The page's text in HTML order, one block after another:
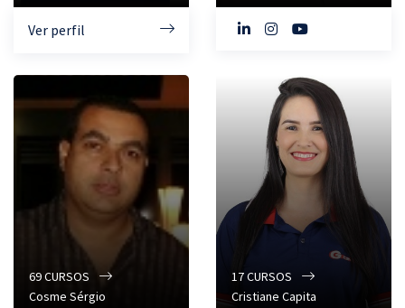
Ver perfil
69CURSOS
Cosme Sérgio
17CURSOS
Cristiane Capita